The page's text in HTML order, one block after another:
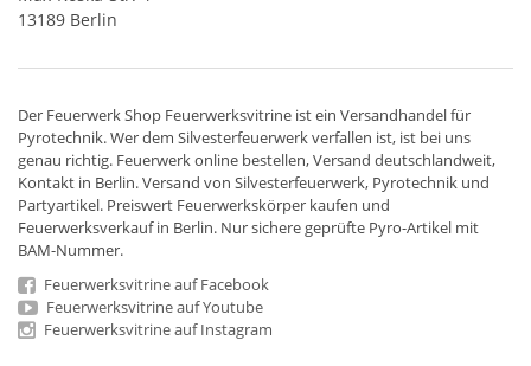
13189 Berlin
Der Feuerwerk Shop Feuerwerksvitrine ist ein Versandhandelfür
Pyrotechnik. Wer dem Silvesterfeuerwerk verfallen ist, ist bei uns
genau richtig. Feuerwerk online bestellen,Versand deutschlandweit,
Kontakt in Berlin. Versand von Silvesterfeuerwerk, Pyrotechnik und
Partyartikel. Preiswert Feuerwerkskörper kaufen und
Feuerwerksverkauf in Berlin. Nur sichere geprüfte Pyro-Artikel mit
BAM-Nummer.
Feuerwerksvitrine auf Facebook
Feuerwerksvitrine auf Youtube
Feuerwerksvitrine auf Instagram